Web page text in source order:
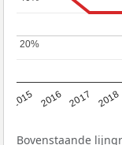
2015 2016 2017 2018
20%
20%
Bovenstaande